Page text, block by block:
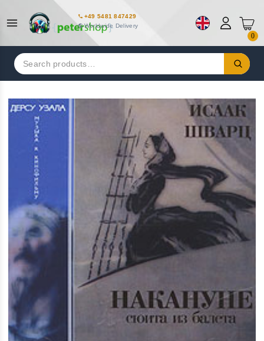
+49 5481 847429
Worldwide Delivery
0
Search
for: